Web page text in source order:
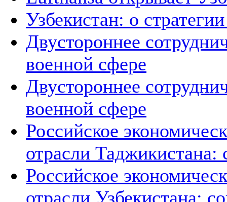
Узбекистан: о
Двустороннее
военной сфере
Двустороннее
военной сфере
Российское
отрасли Таджикистана:
Российское
отрасли Узбекистана: